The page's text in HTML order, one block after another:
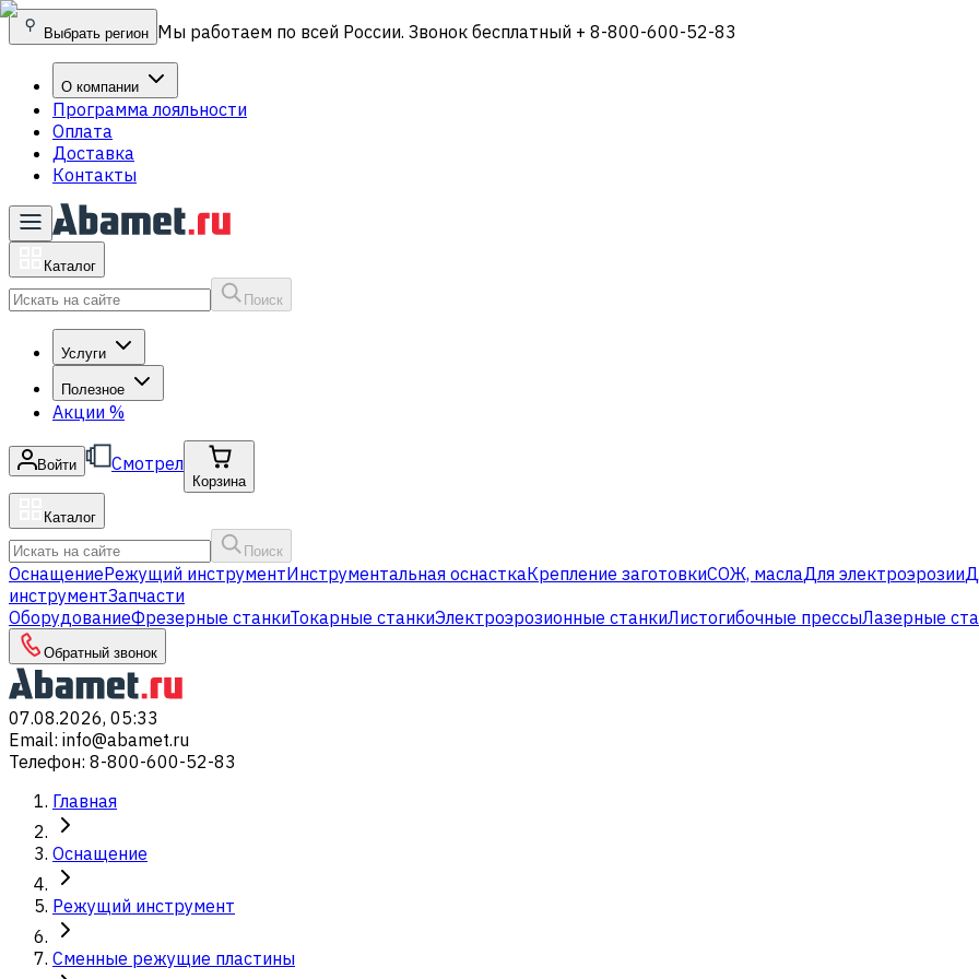
Выбрать регион Мы работаем по всей России. Звонок бесплатный + 8-800-600-52-83
О компании
Программа лояльности
Оплата
Доставка
Контакты
Каталог
Поиск
Услуги
Полезное
Акции %
Войти Смотрел
Корзина
Каталог
Поиск
ОснащениеРежущий инструментИнструментальная оснасткаКрепление заготовкиСОЖ, маслаДля электроэрозии
инструментЗапчасти
ОборудованиеФрезерные станкиТокарные станкиЭлектроэрозионные станкиЛистогибочные прессыЛазерные
Обратный звонок
07.08.2026, 05:33
Email: info@abamet.ru
Телефон: 8-800-600-52-83
Главная
Оснащение
Режущий инструмент
Сменные режущие пластины